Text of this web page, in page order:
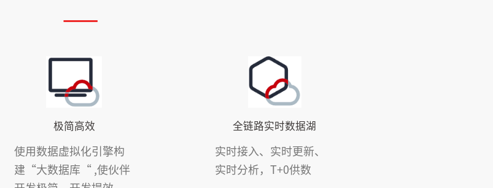
极简高效
使用数据虚拟化引擎构
建“大数据库“ ,使伙伴
全链路实时数据湖
实时接入、实时更新、
实时分析，T+0供数